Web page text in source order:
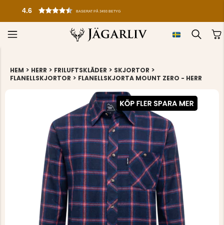
4.6 BASERAT PÅ 3493 BETYG
HEM > HERR > FRILUFTSKLÄDER > SKJORTOR >
FLANELLSKJORTOR > FLANELLSKJORTA MOUNT ZERO - HERR